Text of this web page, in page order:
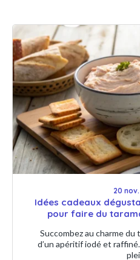
20
Idées cadeaux
pour faire du
Succombez au charme du
d’un apéritif iodé et